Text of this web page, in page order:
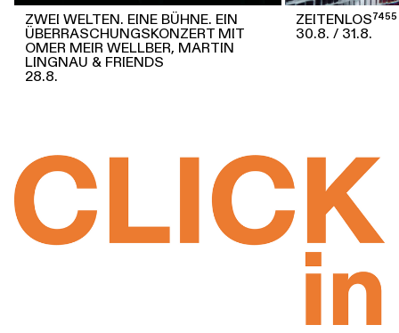
ZWEI WELTEN. EINE BÜHNE. EIN
ÜBERRASCHUNGSKONZERT MIT
OMER MEIR WELLBER, MARTIN
LINGNAU & FRIENDS
28.8.
ZEITENLOS⁷⁴⁵⁵
30.8.
31.8.